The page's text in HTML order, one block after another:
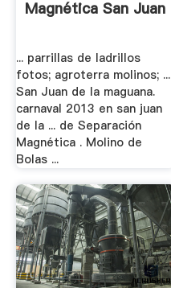
Magnética San Juan
... parrillas de ladrillos
fotos; agroterra molinos; ...
San Juan de la maguana.
carnaval 2013 en san juan
de la ... de Separación
Magnética . Molino de
Bolas ...